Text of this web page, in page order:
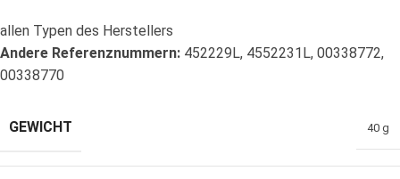
allen Typen des Herstellers
Andere Referenznummern: 452229L, 4552231L, 00338772,
00338770
GEWICHT 40 g